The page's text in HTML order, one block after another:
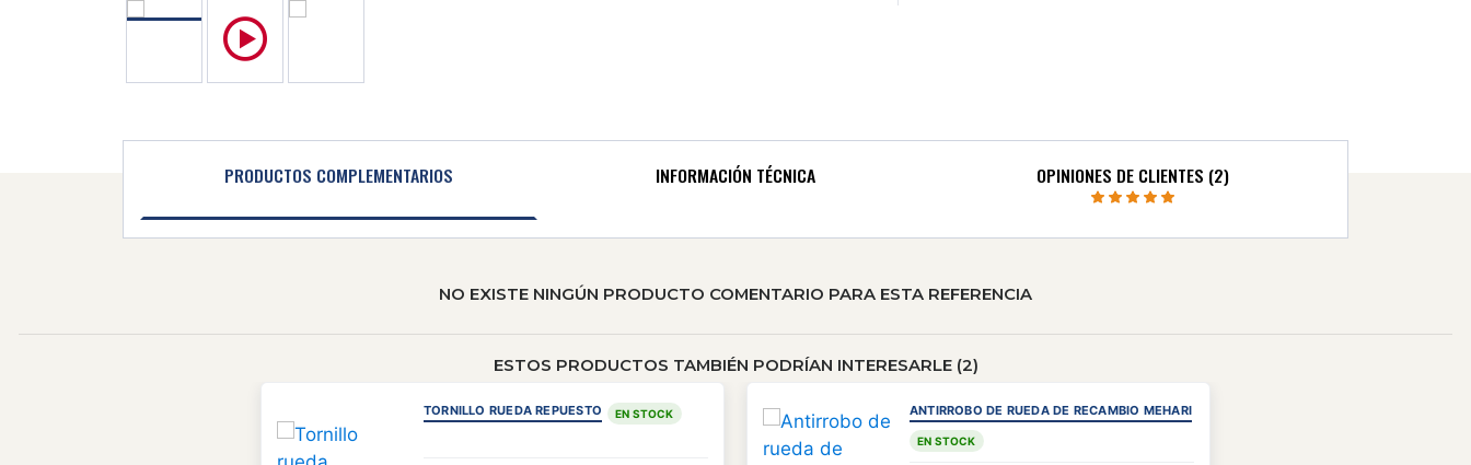
PRODUCTOS COMPLEMENTARIOS INFORMACIÓN TÉCNICA OPINIONES DE CLIENTES (2)
NO EXISTE NINGÚN PRODUCTO COMENTARIO PARA ESTA REFERENCIA
ESTOS PRODUCTOS TAMBIÉN PODRÍAN INTERESARLE (2)
TORNILLO RUEDA REPUESTO EN STOCK ANTIRROBO DE RUEDA DE RECAMBIO MEHARI
EN STOCK